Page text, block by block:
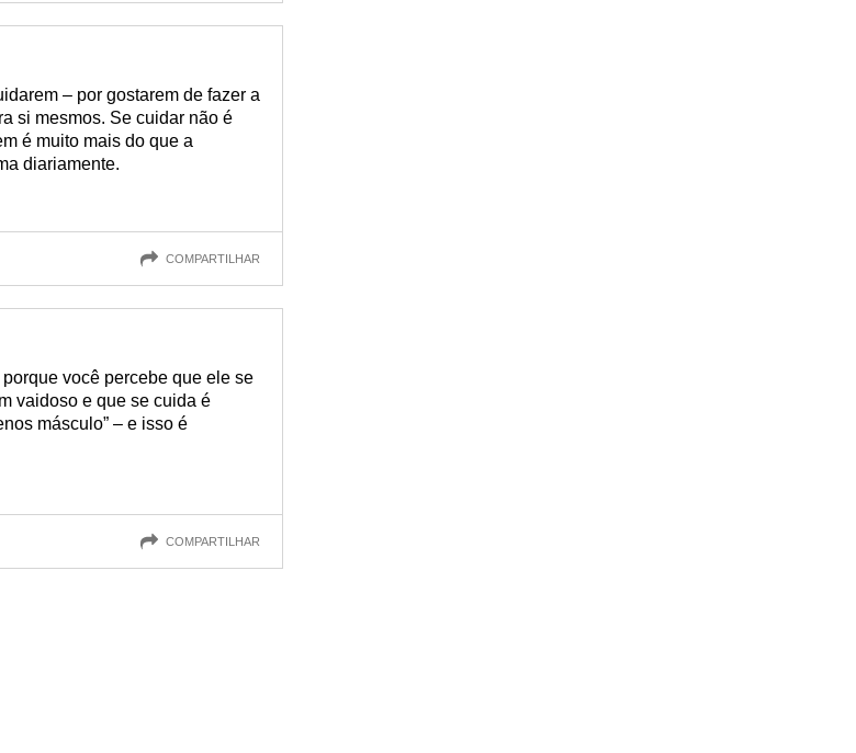
– por gostarem de fazer a
si mesmos. Se cuidar não é
é muito mais do que a
diariamente.
COMPARTILHAR
você percebe que ele se
vaidoso e que se cuida é
másculo” – e isso é
COMPARTILHAR